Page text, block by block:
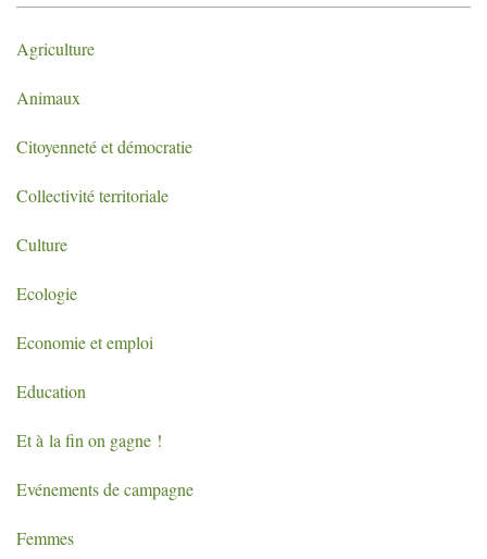
Agriculture
Animaux
Citoyenneté et démocratie
Collectivité territoriale
Culture
Ecologie
Economie et emploi
Education
Et à la fin on gagne !
Evénements de campagne
Femmes